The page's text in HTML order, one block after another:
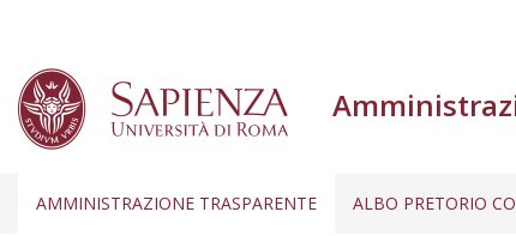
AMMINISTRAZIONE TRASPARENTE ALBO PRETORIO